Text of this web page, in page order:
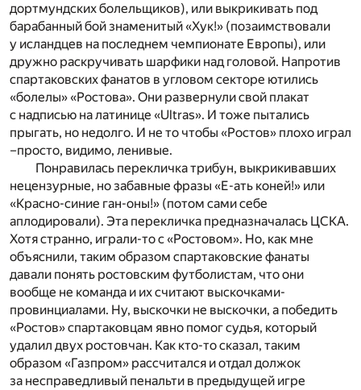
дортмундских болельщиков), или выкрикивать под
барабанный бой знаменитый «Хук!» (позаимствовали
у исландцев на последнем чемпионате Европы), или
дружно раскручивать шарфики над головой. Напротив
спартаковских фанатов в угловом секторе ютились
«болелы» «Ростова». Они развернули свой плакат
с надписью на латинице «Ultras». И тоже пытались
прыгать, но недолго. И не то чтобы «Ростов» плохо играл
–просто, видимо, ленивые.
Понравилась перекличка трибун, выкрикивавших
нецензурные, но забавные фразы «Е-ать коней!» или
«Красно-синие ган-оны!» (потом сами себе
аплодировали). Эта перекличка предназначалась ЦСКА.
Хотя странно, играли-то с «Ростовом». Но, как мне
объяснили, таким образом спартаковские фанаты
давали понять ростовским футболистам, что они
вообще не команда и их считают выскочками-
провинциалами. Ну, выскочки не выскочки, а победить
«Ростов» спартаковцам явно помог судья, который
удалил двух ростовчан. Как кто-то сказал, таким
образом «Газпром» рассчитался и отдал должок
за несправедливый пенальти в предыдущей игре